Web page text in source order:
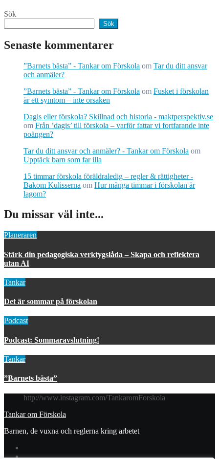
Sök
Sök
Senaste kommentarer
”Barnets bästa” - Tankar om Förskola om Tar du ditt ansvar
och anmäler?
”Barnets bästa” - Tankar om Förskola om Fusket i förskolan
är ett symtom – inte orsaken
Dagis eller förskola? Skillnad och historia - maktperspektiv.se
om Från ’dagis’ till förskola – varför fattar vi fortfarande inte
poängen?
Tar du ditt ansvar och anmäler? - Tankar om Förskola om
Upptäck barn som far illa
15 timmar förskola föräldraledig – regler & rättigheter -
Bakom Kulisserna om Hur många timmar i förskolan är
lagom?
Du missar väl inte...
Planeraren
Stärk din pedagogiska verktygslåda – Skapa och reflektera
utan AI
Tankar
Det är sommar på förskolan
Podcast
Podcast: Sommaravslutning!
Tankar
”Barnets bästa”
http://www.instagram.com/TankaromForskola
Tankar om Förskola
Barnen, de vuxna och reglerna kring arbetet